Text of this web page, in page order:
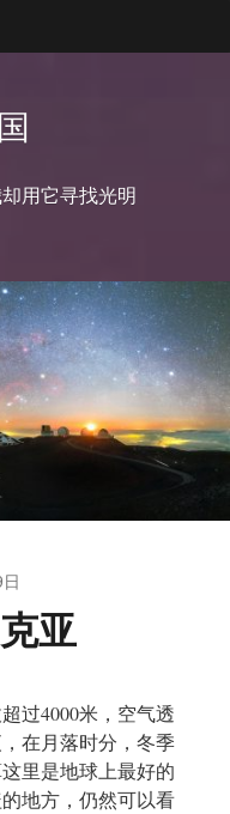
用它寻找光明
亚
过4000米，空气透
在月落时分，冬季
里是地球上最好的
地方，仍然可以看